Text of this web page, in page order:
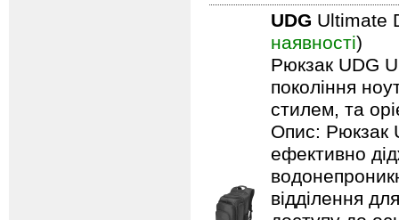
UDG Ultimate
наявності)
Рюкзак UDG
покоління
стилем, та
Опис: Рюкзак
ефективно
відділення